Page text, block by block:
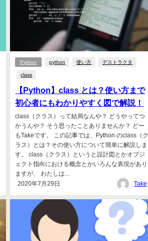
Python python 使い方 デストラクタ
class
【Python】class とは？使い方まで
初心者にもわかりやすく図で解説！
class（クラス）って結局なんや？ どうやってつ
かうんや？ そう思ったことありませんか？ どー
もTakeです。 この記事では、Python のclass（ク
ラス）とは？その使い方について簡単に解説しま
す。 class（クラス）というと設計図とかオブジ
ェクト指向における概念とかいろんな表現があり
ますが、 わたしは...
2020年7月29日
Take